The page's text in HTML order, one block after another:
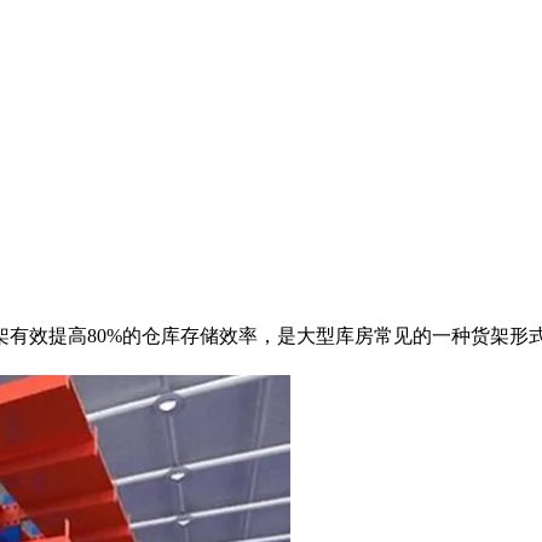
效提高80%的仓库存储效率，是大型库房常见的一种货架形